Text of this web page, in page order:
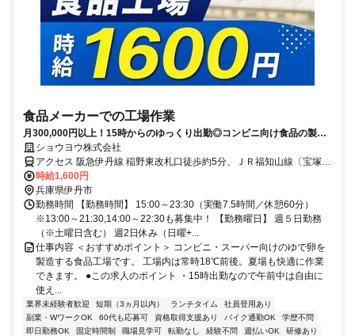
食品メーカーでの工場作業
月300,000円以上！15時からのゆっくり出勤◎コンビニ向け食品の製造
サポート
ショウヨウ株式会社
アクセス 阪急伊丹線 稲野東改札口徒歩約5分、ＪＲ福知山線〔宝塚
線〕 猪名寺西口徒歩約7分、阪急伊丹線 新伊丹東改札口徒歩約10分
▼JR福知山線（宝塚線）「猪名寺」駅から徒歩5分 ▼阪急伊丹線「稲
野」駅から徒歩6分
時給1,600円
兵庫県伊丹市
勤務時間 【勤務時間】 15:00～23:30（実働7.5時間／休憩60分）
※13:00～21:30,14:00～22:30も募集中！ 【勤務曜日】 週５日勤務
（※土曜日含む） 週2日休み（日曜+...
仕事内容 ＜おすすめポイント＞ コンビニ・スーパー向けのゆで卵を
製造する食品工場です。 工場内は常時18℃前後。夏場も快適に作業
できます。 ●この求人のポイント ・15時出勤なので午前中は自由に
使え...
業界未経験者歓迎 短期（3ヵ月以内） ランチタイム
社員登用あり
副業・WワークOK
60代も応募可 資格取得支援あり バイク通勤OK
学歴不問
即日勤務OK
固定時間制 職場見学可 転勤なし 経験不問 週払いOK
研修あり